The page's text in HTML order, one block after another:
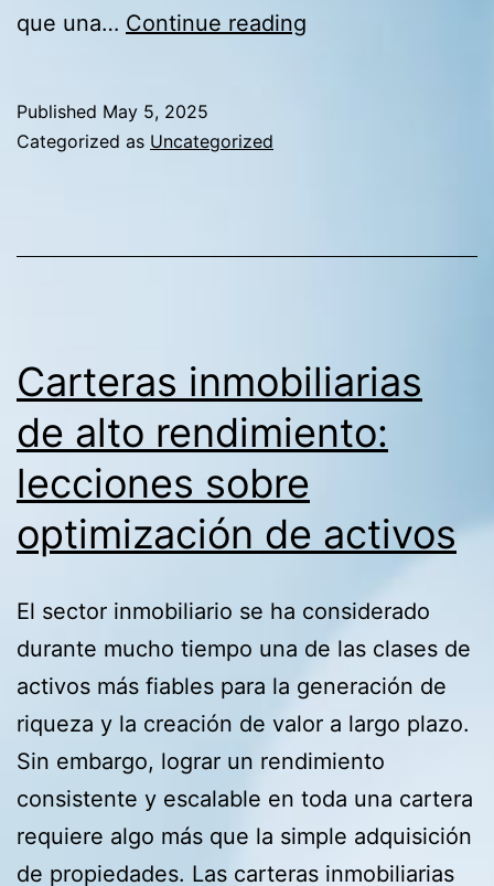
que una… Continue reading
Published May 5, 2025
Categorized as Uncategorized
Carteras inmobiliarias
de alto rendimiento:
lecciones sobre
optimización de activos
El sector inmobiliario se ha considerado
durante mucho tiempo una de las clases de
activos más fiables para la generación de
riqueza y la creación de valor a largo plazo.
Sin embargo, lograr un rendimiento
consistente y escalable en toda una cartera
requiere algo más que la simple adquisición
de propiedades. Las carteras inmobiliarias